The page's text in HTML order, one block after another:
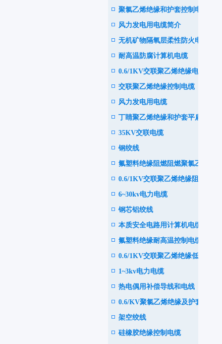
乙绝缘阻燃电力电缆
聚氯乙烯绝缘和护套控制电缆
风力发电用电缆简介
无机矿物隔氧层柔性防火电缆
耐高温防腐计算机电缆
0.6/1KV交联聚乙烯绝缘电力
电缆
交联聚乙烯绝缘控制电缆
风力发电用电缆
丁睛聚乙烯绝缘和护套平扁型
软电缆
35KV交联电缆
钢绞线
氟塑料绝缘阻燃阻燃聚氯乙烯
护套控制电缆
0.6/1KV交联聚乙烯绝缘阻
燃、耐火电力电缆
6~30kv电力电缆
钢芯铝绞线
本质安全电路用计算机电缆
氟塑料绝缘耐高温控制电缆
0.6/1KV交联聚乙烯绝缘低烟
或无卤阻燃耐火电力电缆
1~3kv电力电缆
热电偶用补偿导线和电线
0.6/KV聚氯乙烯绝缘及护套
电力电缆
架空绞线
硅橡胶绝缘控制电缆